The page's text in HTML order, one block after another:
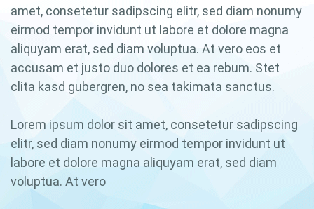
amet, consetetur sadipscing elitr, sed diam nonumy
eirmod tempor invidunt ut labore et dolore magna
aliquyam erat, sed diam voluptua. At vero eos et
accusam et justo duo dolores et ea rebum. Stet
clita kasd gubergren, no sea takimata sanctus.
Lorem ipsum dolor sit amet, consetetur sadipscing
elitr, sed diam nonumy eirmod tempor invidunt ut
labore et dolore magna aliquyam erat, sed diam
voluptua. At vero